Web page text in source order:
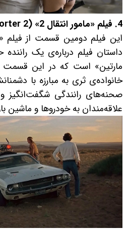
4. فیلم «مامور انتقال 2» (Transporter 2):
این فیلم دومین قسمت از فیلم
داستان فیلم درباره‌ی یک راننده
مارتین» است که در این قسمت
خانواده‌ی ثری به مبارزه با
صحنه‌های رانندگی شگفت‌انگیز
علاقه‌مندان به خودروها و ماشین